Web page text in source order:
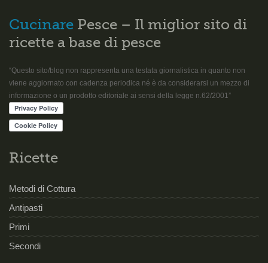
Cucinare Pesce – Il miglior sito di
ricette a base di pesce
“Questo sito/blog non rappresenta una testata giornalistica in quanto non
viene aggiornato con cadenza periodica né è da considerarsi un mezzo di
informazione o un prodotto editoriale ai sensi della legge n.62/2001”
Ricette
Metodi di Cottura
Antipasti
Primi
Secondi